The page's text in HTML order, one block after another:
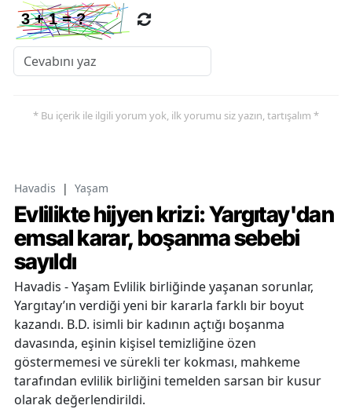
* Bu içerik ile ilgili yorum yok, ilk yorumu siz yazın, tartışalım *
Havadis | Yaşam
Evlilikte hijyen krizi: Yargıtay'dan
emsal karar, boşanma sebebi
sayıldı
Havadis - Yaşam Evlilik birliğinde yaşanan sorunlar,
Yargıtay’ın verdiği yeni bir kararla farklı bir boyut
kazandı. B.D. isimli bir kadının açtığı boşanma
davasında, eşinin kişisel temizliğine özen
göstermemesi ve sürekli ter kokması, mahkeme
tarafından evlilik birliğini temelden sarsan bir kusur
olarak değerlendirildi.